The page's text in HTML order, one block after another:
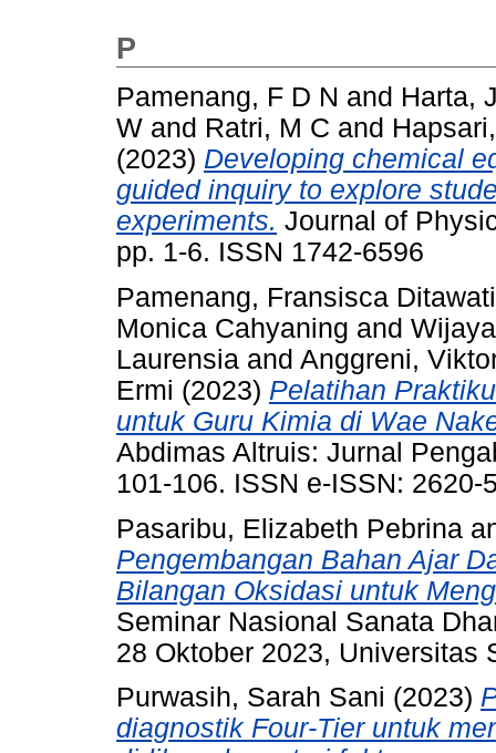
P
Pamenang, F D N and Harta,
W and Ratri, M C and
(2023) Developing chemical
guided inquiry to explore
experiments. Journal of
pp. 1-6. ISSN 1742-6596
Pamenang, Fransisca
Monica Cahyaning and
Laurensia and Anggreni,
Ermi (2023) Pelatihan
untuk Guru Kimia di Wae
Abdimas Altruis: Jurnal
101-106. ISSN e-ISSN:
Pasaribu, Elizabeth Pebrina
Pengembangan Bahan Ajar
Bilangan Oksidasi untuk
Seminar Nasional Sanata
28 Oktober 2023, Universitas
Purwasih, Sarah Sani (2023)
diagnostik Four-Tier untuk